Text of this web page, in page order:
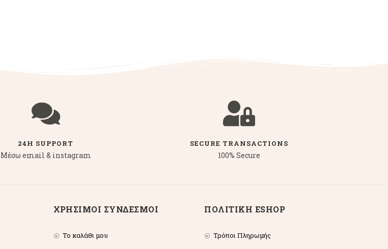
24H SUPPORT
Μέσω email & instagram
SECURE TRANSACTIONS
100% Secure
ΧΡΗΣΙΜΟΙ ΣΥΝΔΕΣΜΟΙ
Το καλάθι μου
ΠΟΛΙΤΙΚΗ ESHOP
Τρόποι Πληρωμής